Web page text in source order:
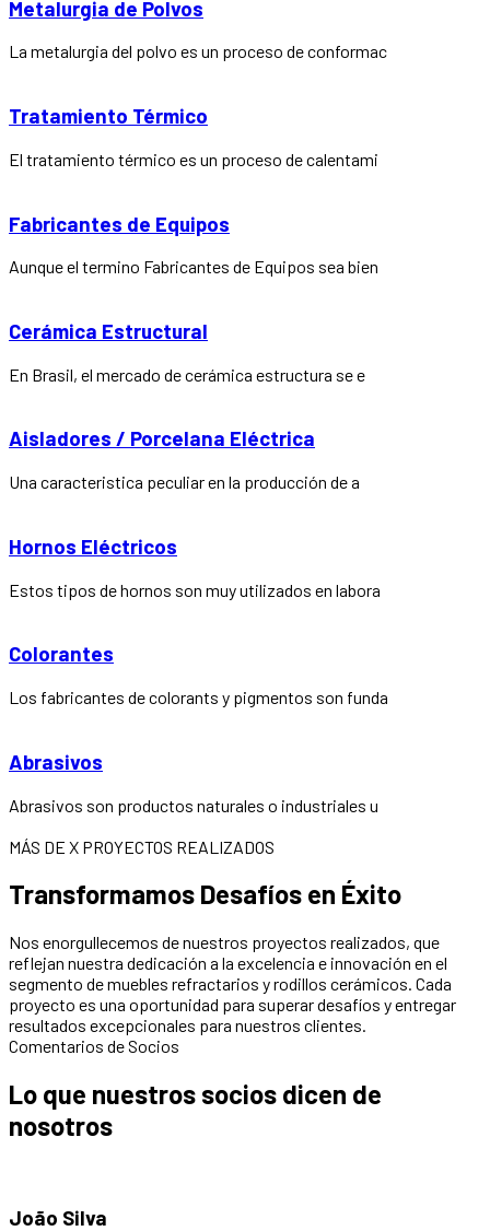
Metalurgia de Polvos
La metalurgia del polvo es un proceso de conformac
Tratamiento Térmico
El tratamiento térmico es un proceso de calentami
Fabricantes de Equipos
Aunque el termino Fabricantes de Equipos sea bien
Cerámica Estructural
En Brasil, el mercado de cerámica estructura se e
Aisladores / Porcelana Eléctrica
Una caracteristica peculiar en la producción de a
Hornos Eléctricos
Estos tipos de hornos son muy utilizados en labora
Colorantes
Los fabricantes de colorants y pigmentos son funda
Abrasivos
Abrasivos son productos naturales o industriales u
MÁS DE X PROYECTOS REALIZADOS
Transformamos Desafíos en Éxito
Nos enorgullecemos de nuestros proyectos realizados, que
reflejan nuestra dedicación a la excelencia e innovación en el
segmento de muebles refractarios y rodillos cerámicos. Cada
proyecto es una oportunidad para superar desafíos y entregar
resultados excepcionales para nuestros clientes.
Comentarios de Socios
Lo que nuestros socios dicen de
nosotros
João Silva